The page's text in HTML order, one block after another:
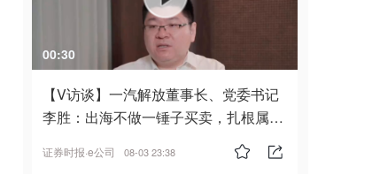
00:30
【V访谈】一汽解放董事长、党委书记
李胜：出海不做一锤子买卖，扎根属
证券时报·e公司 08-03 23:38